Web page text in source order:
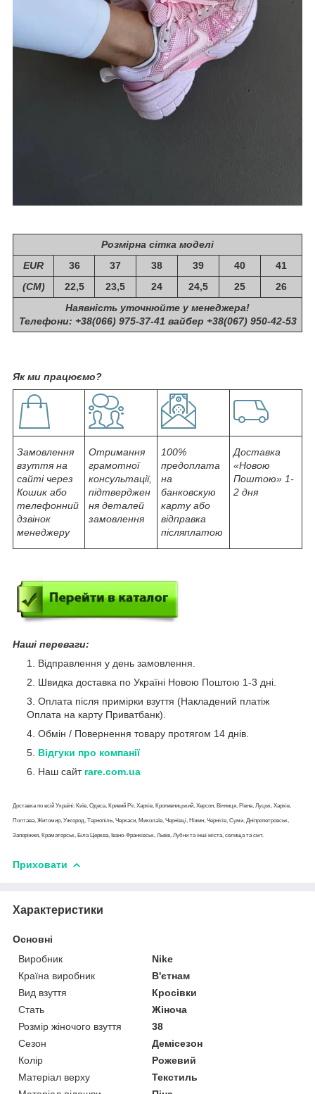
Розмірна сітка моделі
EUR
36 37 38 39 40
41
(СМ)
22,5 23,5 24 24,5 25
26
Наявність уточнюйте у менеджера!
Телефони: +38(066) 975-37-41 вайбер +38(067) 950-42-53
Як ми працюємо?
Замовлення
взуття на
сайті через
Кошик або
телефонний
дзвінок
менеджеру
Отримання
грамотної
консультації,
підтверджен
ня деталей
замовлення
100%
предоплата
на
банковскую
карту або
відправка
післяплатою
Доставка
«Новою
Поштою» 1-
2 дня
Наші переваги:
Відправлення у день замовлення.
Швидка доставка по Україні Новою Поштою 1-3 дні.
Оплата після примірки взуття (Накладений платіж
Оплата на карту Приватбанк).
Обмін / Повернення товару протягом 14 днів.
Відгуки про компанії
Наш сайт rare.com.ua
Доставка по всій Україні: Київ, Одеса, Кривий Ріг, Харків, Кропивницький, Херсон, Вінниця, Рівне, Луцьк, Харків,
Полтава, Житомир, Ужгород, Тернопіль, Черкаси, Миколаїв, Чернівці, Ніжин, Чернігів, Суми, Дніпропетровськ,
Запоріжжя, Краматорськ, Біла Церква, Івано-Франківськ, Львів, Лубни та інші міста, селища та смт.
Приховати
Характеристики
Основні
Виробник
Nike
Країна виробник
В'єтнам
Вид взуття
Кросівки
Стать
Жіноча
Розмір жіночого взуття
38
Сезон
Демісезон
Колір
Рожевий
Матеріал верху
Текстиль